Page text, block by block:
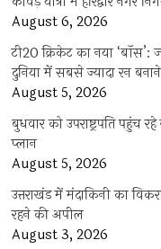
August 6, 2026
टी20 क्रिकेट का नया ‘बॉस’:
दुनिया में सबसे ज्यादा रन
August 5, 2026
बुधवार को उपराष्ट्रपति पहुंच
प्‍लान
August 5, 2026
उत्तराखंड में मंदाकिनी का
रहने की अपील
August 3, 2026